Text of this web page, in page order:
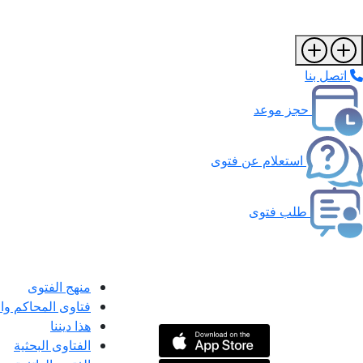
اتصل بنا
حجز موعد
استعلام عن فتوى
طلب فتوى
منهج الفتوى
فتاوى المحاكم
هذا ديننا
الفتاوى البحثية